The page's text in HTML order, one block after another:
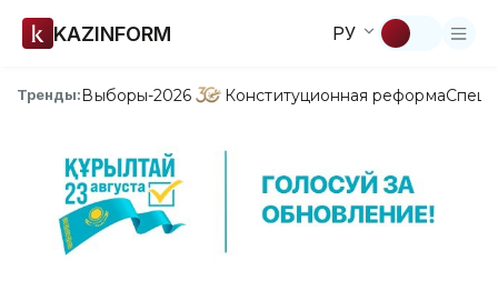
KAZINFORM РУ
Тренды:Выборы-2026 Конституционная реформа